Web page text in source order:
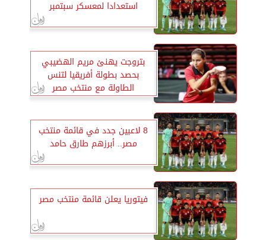
استعدادا لمعسكر سبتمبر
بتروجت يهنئ مريم الهضيبي
بحصد بطولة أفريقيا لتنس
الطاولة مع منتخب مصر
8 لاعبين جدد في قائمة منتخب
مصر.. أبرزهم طارق حامد
فيتوريا يعلن قائمة منتخب مصر